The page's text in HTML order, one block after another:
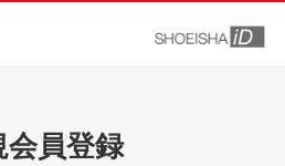
会員登録